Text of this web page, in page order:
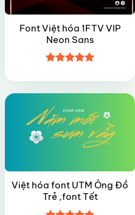
Font Việt hóa 1FTV VIP
Neon Sans
hạng55
sao
Việt hóa font UTM Ông Đồ
Trẻ ,font Tết